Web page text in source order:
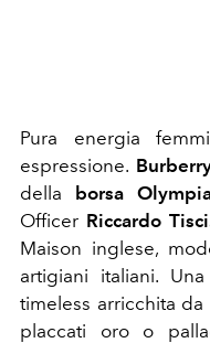
Pura energia
espressione.
della borsa
Officer Riccardo
Maison inglese,
artigiani italiani.
timeless arricchita da
placcati oro o